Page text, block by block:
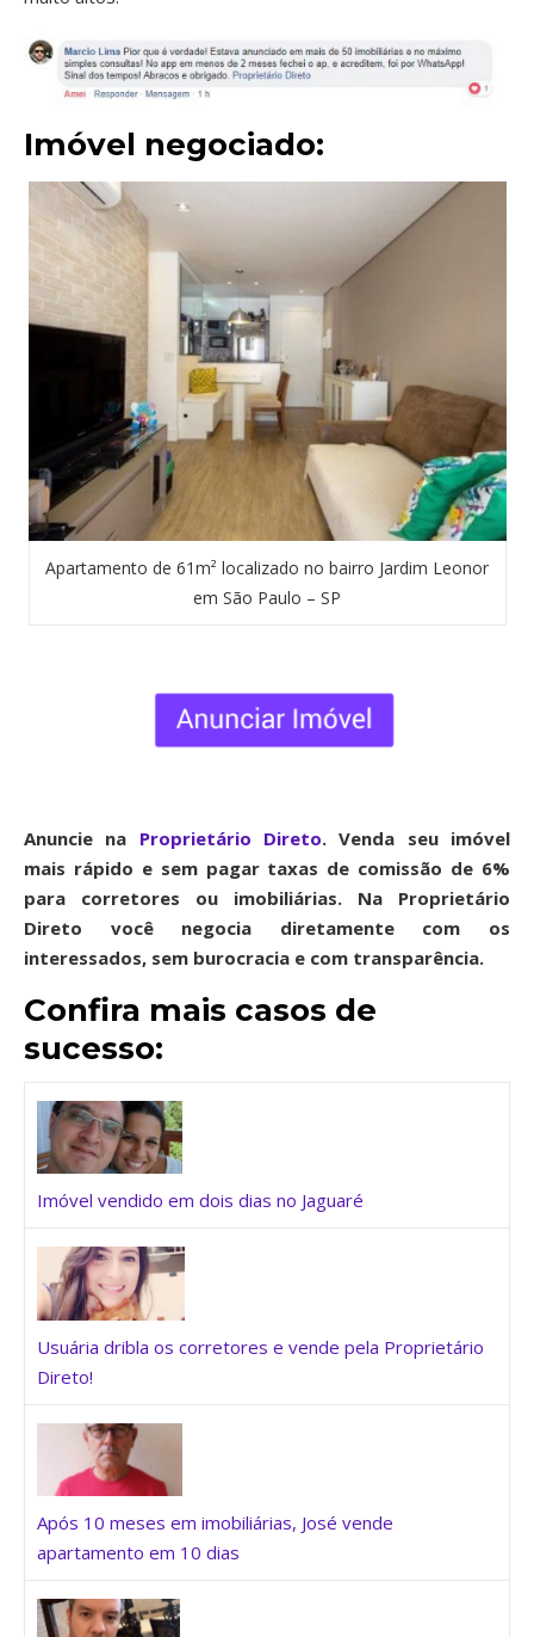
Imóvel negociado:
Apartamento de 61m² localizado no bairro Jardim Leonor
em São Paulo – SP
Anuncie na Proprietário Direto. Venda seu imóvel
mais rápido e sem pagar taxas de comissão de 6%
para corretores ou imobiliárias. Na Proprietário
Direto você negocia diretamente com os
interessados, sem burocracia e com transparência.
Confira mais casos de
sucesso:
Imóvel vendido em dois dias no Jaguaré
Usuária dribla os corretores e vende pela Proprietário
Direto!
Após 10 meses em imobiliárias, José vende
apartamento em 10 dias